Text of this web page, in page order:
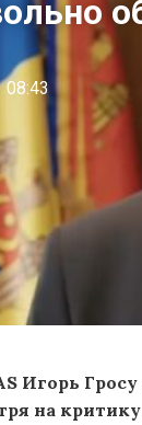
08:43
Игорь
на